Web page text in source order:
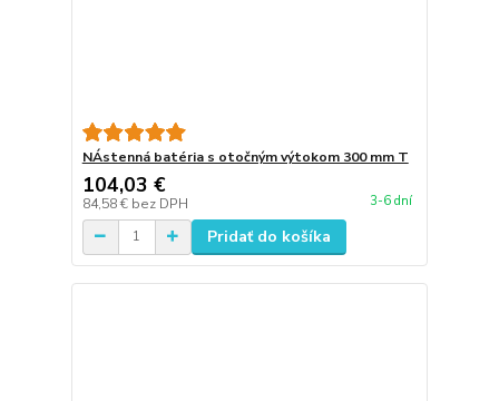
NÁstenná batéria s otočným výtokom 300 mm T
104,03 €
84,58 € bez DPH 3-6 dní
Pridať do košíka